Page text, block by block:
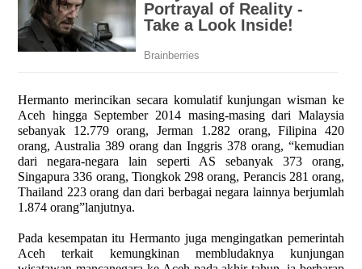
Hermanto merincikan secara komulatif kunjungan wisman ke
Aceh hingga September 2014 masing-masing dari Malaysia
sebanyak 12.779 orang, Jerman 1.282 orang, Filipina 420
orang, Australia 389 orang dan Inggris 378 orang, “kemudian
dari negara-negara lain seperti AS sebanyak 373 orang,
Singapura 336 orang, Tiongkok 298 orang, Perancis 281 orang,
Thailand 223 orang dan dari berbagai negara lainnya berjumlah
1.874 orang”lanjutnya.
Pada kesempatan itu Hermanto juga mengingatkan pemerintah
Aceh terkait kemungkinan membludaknya kunjungan